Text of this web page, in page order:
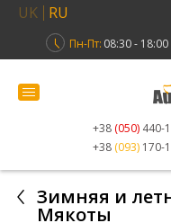
UK RU
Пн-Пт: 08:30 - 18:00
+38 (050) 440-
+38 (093) 170-
Зимняя и
Мякоты